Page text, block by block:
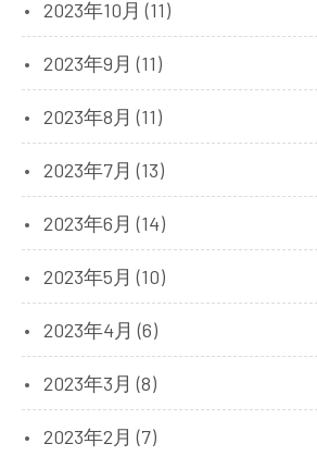
2023年10月 (11)
2023年9月 (11)
2023年8月 (11)
2023年7月 (13)
2023年6月 (14)
2023年5月 (10)
2023年4月 (6)
2023年3月 (8)
2023年2月 (7)